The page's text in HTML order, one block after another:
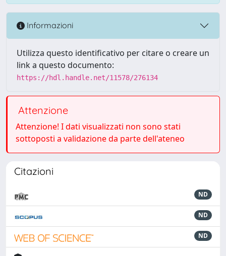
Informazioni
Utilizza questo identificativo per citare o creare un
link a questo documento:
https://hdl.handle.net/11578/276134
Attenzione
Attenzione! I dati visualizzati non sono stati
sottoposti a validazione da parte dell'ateneo
Citazioni
ND
ND
ND